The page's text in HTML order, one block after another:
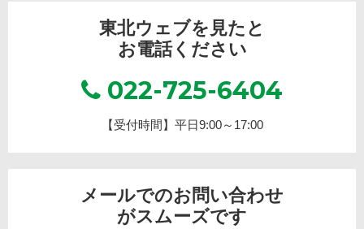
東北ウェブを見たと
お電話ください
022-725-6404
【受付時間】平日9:00～17:00
メールでのお問い合わせ
がスムーズです